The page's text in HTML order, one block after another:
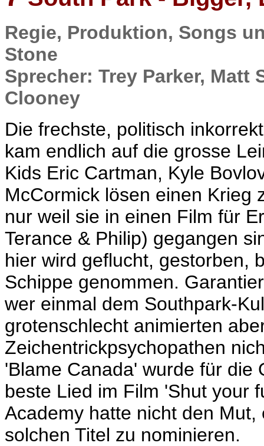
Regie, Produktion, Songs
Stone
Sprecher: Trey Parker, Matt
Clooney
Die frechste, politisch
kam endlich auf die grosse
Kids Eric Cartman, Kyle
McCormick lösen einen Krieg
nur weil sie in einen Film für
Terance & Philip) gegangen
hier wird geflucht, gestorben,
Schippe genommen.
wer einmal dem Southpark-
grotenschlecht animierten
Zeichentrickpsychopathen
'Blame Canada' wurde für die
beste Lied im Film 'Shut your
Academy hatte nicht den
solchen Titel zu nominieren.